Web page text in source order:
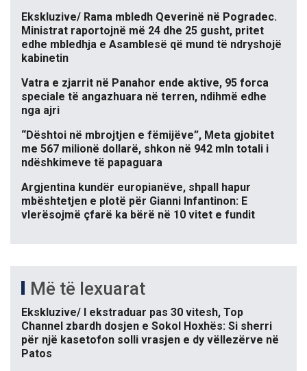
Ekskluzive/ Rama mbledh Qeverinë në Pogradec.
Ministrat raportojnë më 24 dhe 25 gusht, pritet
edhe mbledhja e Asamblesë që mund të ndryshojë
kabinetin
Vatra e zjarrit në Panahor ende aktive, 95 forca
speciale të angazhuara në terren, ndihmë edhe
nga ajri
“Dështoi në mbrojtjen e fëmijëve”, Meta gjobitet
me 567 milionë dollarë, shkon në 942 mln totali i
ndëshkimeve të papaguara
Argjentina kundër europianëve, shpall hapur
mbështetjen e plotë për Gianni Infantinon: E
vlerësojmë çfarë ka bërë në 10 vitet e fundit
Më të lexuarat
Ekskluzive/ I ekstraduar pas 30 vitesh, Top
Channel zbardh dosjen e Sokol Hoxhës: Si sherri
për një kasetofon solli vrasjen e dy vëllezërve në
Patos